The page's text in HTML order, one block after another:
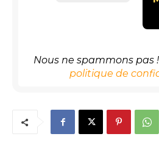
Nous ne spammons pas
politique de